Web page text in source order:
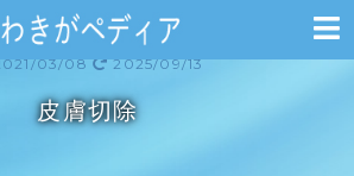
切除
03/08
2025/09/13
皮膚切除